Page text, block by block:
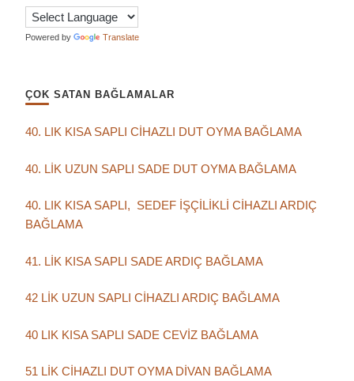
Powered by Translate
ÇOK SATAN BAĞLAMALAR
40. LIK KISA SAPLI CİHAZLI DUT OYMA BAĞLAMA
40. LİK UZUN SAPLI SADE DUT OYMA BAĞLAMA
40. LIK KISA SAPLI, SEDEF İŞÇİLİKLİ CİHAZLI ARDIÇ
BAĞLAMA
41. LİK KISA SAPLI SADE ARDIÇ BAĞLAMA
42 LİK UZUN SAPLI CİHAZLI ARDIÇ BAĞLAMA
40 LIK KISA SAPLI SADE CEVİZ BAĞLAMA
51 LİK CİHAZLI DUT OYMA DİVAN BAĞLAMA